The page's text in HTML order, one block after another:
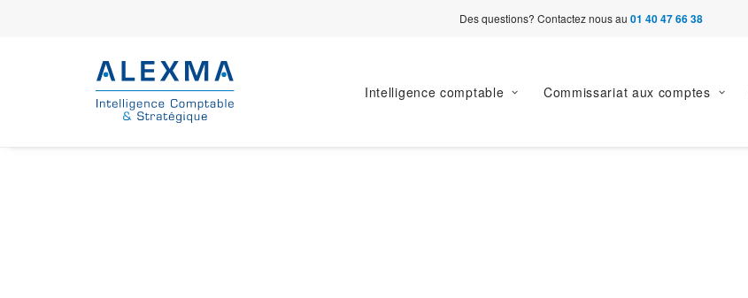
Des questions? Contactez nous au 01 40 47 66 38
Intelligence comptable Commissariat aux comptes